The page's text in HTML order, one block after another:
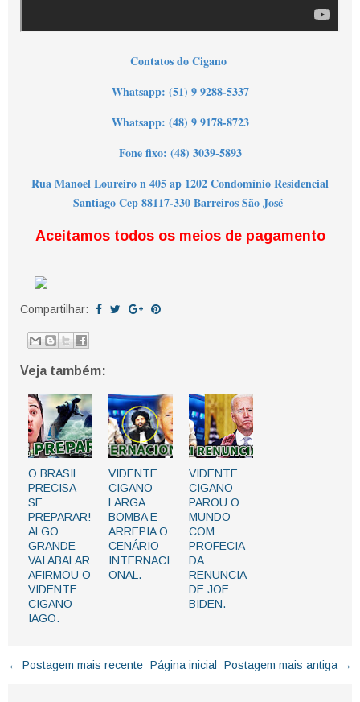
Contatos do Cigano
Whatsapp: (51) 9 9288-5337
Whatsapp: (48) 9 9178-8723
Fone fixo: (48) 3039-5893
Rua Manoel Loureiro n 405 ap 1202 Condomínio Residencial
Santiago Cep 88117-330 Barreiros São José
Aceitamos todos os meios de pagamento
Compartilhar:
Veja também:
O BRASIL
PRECISA
SE
PREPARAR!
ALGO
GRANDE
VAI ABALAR
AFIRMOU O
VIDENTE
CIGANO
IAGO.
VIDENTE
CIGANO
LARGA
BOMBA E
ARREPIA O
CENÁRIO
INTERNACI
ONAL.
VIDENTE
CIGANO
PAROU O
MUNDO
COM
PROFECIA
DA
RENUNCIA
DE JOE
BIDEN.
← Postagem mais recente Postagem mais antiga →
Página inicial